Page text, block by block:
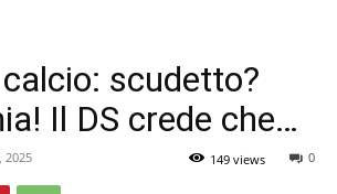
scudetto?
Il DS crede che…
2025 0
149 views